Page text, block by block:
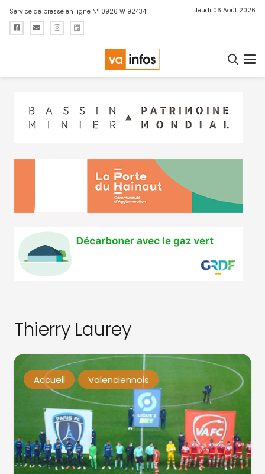
Service de presse en ligne N° 0926 W 92434 Jeudi 06 Août 2026
Thierry Laurey
Accueil Valenciennois